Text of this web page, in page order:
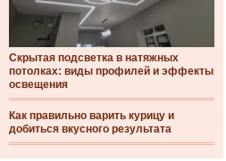
Скрытая подсветка в натяжных
потолках: виды профилей и эффекты
освещения
Как правильно варить курицу и
добиться вкусного результата